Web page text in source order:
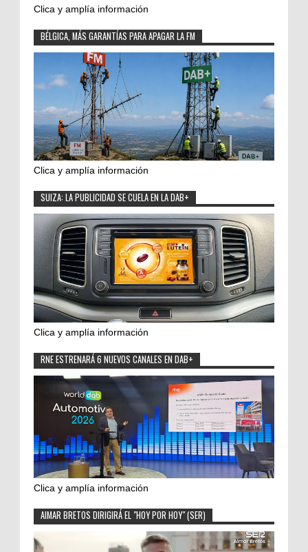
Clica y amplía información
BÉLGICA, MÁS GARANTÍAS PARA APAGAR LA FM
Clica y amplía información
SUIZA: LA PUBLICIDAD SE CUELA EN LA DAB+
Clica y amplía información
RNE ESTRENARÁ 6 NUEVOS CANALES EN DAB+
Clica y amplía información
AIMAR BRETOS DIRIGIRÁ EL "HOY POR HOY" (SER)